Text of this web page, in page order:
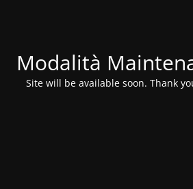
Modalità
Site will be available soon. Thank